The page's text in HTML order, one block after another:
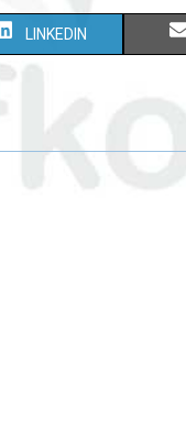
LINKEDIN